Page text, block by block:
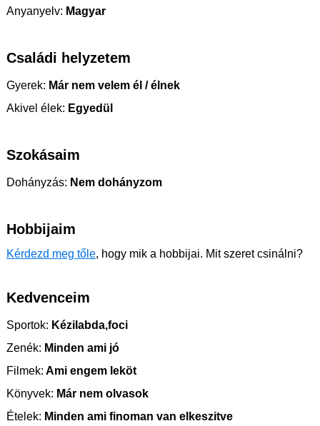
Anyanyelv: Magyar
Családi helyzetem
Gyerek: Már nem velem él / élnek
Akivel élek: Egyedül
Szokásaim
Dohányzás: Nem dohányzom
Hobbijaim
Kérdezd meg tőle, hogy mik a hobbijai. Mit szeret csinálni?
Kedvenceim
Sportok: Kézilabda,foci
Zenék: Minden ami jó
Filmek: Ami engem leköt
Könyvek: Már nem olvasok
Ételek: Minden ami finoman van elkeszitve